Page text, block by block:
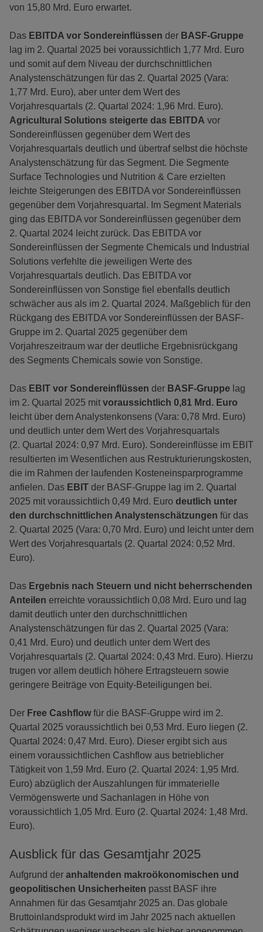
von 15,80 Mrd. Euro erwartet.
Das EBITDA vor Sondereinflüssen der BASF-Gruppe
lag im 2. Quartal 2025 bei voraussichtlich 1,77 Mrd. Euro
und somit auf dem Niveau der durchschnittlichen
Analystenschätzungen für das 2. Quartal 2025 (Vara:
1,77 Mrd. Euro), aber unter dem Wert des
Vorjahresquartals (2. Quartal 2024: 1,96 Mrd. Euro).
Agricultural Solutions steigerte das EBITDA vor
Sondereinflüssen gegenüber dem Wert des
Vorjahresquartals deutlich und übertraf selbst die höchste
Analystenschätzung für das Segment. Die Segmente
Surface Technologies und Nutrition & Care erzielten
leichte Steigerungen des EBITDA vor Sondereinflüssen
gegenüber dem Vorjahresquartal. Im Segment Materials
ging das EBITDA vor Sondereinflüssen gegenüber dem
2. Quartal 2024 leicht zurück. Das EBITDA vor
Sondereinflüssen der Segmente Chemicals und Industrial
Solutions verfehlte die jeweiligen Werte des
Vorjahresquartals deutlich. Das EBITDA vor
Sondereinflüssen von Sonstige fiel ebenfalls deutlich
schwächer aus als im 2. Quartal 2024. Maßgeblich für den
Rückgang des EBITDA vor Sondereinflüssen der BASF-
Gruppe im 2. Quartal 2025 gegenüber dem
Vorjahreszeitraum war der deutliche Ergebnisrückgang
des Segments Chemicals sowie von Sonstige.
Das EBIT vor Sondereinflüssen der BASF-Gruppe lag
im 2. Quartal 2025 mit voraussichtlich 0,81 Mrd. Euro
leicht über dem Analystenkonsens (Vara: 0,78 Mrd. Euro)
und deutlich unter dem Wert des Vorjahresquartals
(2. Quartal 2024: 0,97 Mrd. Euro). Sondereinflüsse im EBIT
resultierten im Wesentlichen aus Restrukturierungskosten,
die im Rahmen der laufenden Kosteneinsparprogramme
anfielen. Das EBIT der BASF-Gruppe lag im 2. Quartal
2025 mit voraussichtlich 0,49 Mrd. Euro deutlich unter
den durchschnittlichen Analystenschätzungen für das
2. Quartal 2025 (Vara: 0,70 Mrd. Euro) und leicht unter dem
Wert des Vorjahresquartals (2. Quartal 2024: 0,52 Mrd.
Euro).
Das Ergebnis nach Steuern und nicht beherrschenden
Anteilen erreichte voraussichtlich 0,08 Mrd. Euro und lag
damit deutlich unter den durchschnittlichen
Analystenschätzungen für das 2. Quartal 2025 (Vara:
0,41 Mrd. Euro) und deutlich unter dem Wert des
Vorjahresquartals (2. Quartal 2024: 0,43 Mrd. Euro). Hierzu
trugen vor allem deutlich höhere Ertragsteuern sowie
geringere Beiträge von Equity-Beteiligungen bei.
Der Free Cashflowfür die BASF-Gruppe wird im 2.
Quartal 2025 voraussichtlich bei 0,53 Mrd. Euro liegen (2.
Quartal 2024: 0,47 Mrd. Euro). Dieser ergibt sich aus
einem voraussichtlichen Cashflow aus betrieblicher
Tätigkeit von 1,59 Mrd. Euro (2. Quartal 2024: 1,95 Mrd.
Euro) abzüglich der Auszahlungen für immaterielle
Vermögenswerte und Sachanlagen in Höhe von
voraussichtlich 1,05 Mrd. Euro (2. Quartal 2024: 1,48 Mrd.
Euro).
Ausblick für das Gesamtjahr 2025
Aufgrund der anhaltenden makroökonomischen und
geopolitischen Unsicherheiten passt BASF ihre
Annahmen für das Gesamtjahr 2025 an. Das globale
Bruttoinlandsprodukt wird im Jahr 2025 nach aktuellen